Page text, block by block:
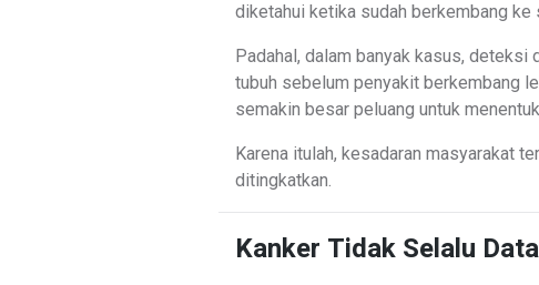
diketahui ketika sudah berkembang ke
Padahal, dalam banyak kasus, deteksi
tubuh sebelum penyakit berkembang
semakin besar peluang untuk
Karena itulah, kesadaran masyarakat
ditingkatkan.
Kanker Tidak Selalu